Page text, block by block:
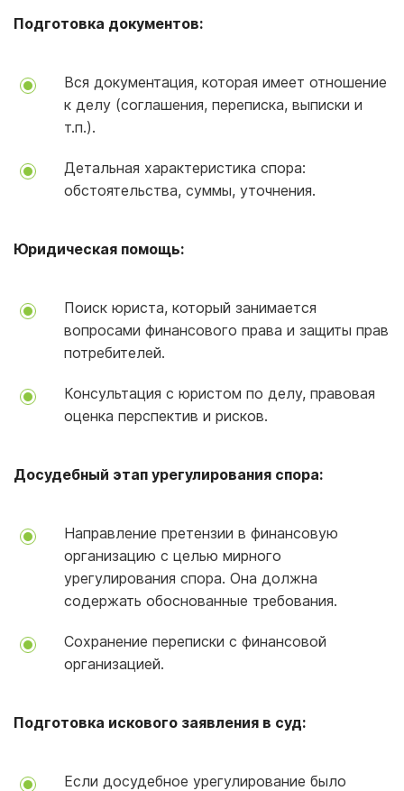
Подготовка документов:
Вся документация, которая имеет отношение
к делу (соглашения, переписка, выписки и
т.п.).
Детальная характеристика спора:
обстоятельства, суммы, уточнения.
Юридическая помощь:
Поиск юриста, который занимается
вопросами финансового права и защиты прав
потребителей.
Консультация с юристом по делу, правовая
оценка перспектив и рисков.
Досудебный этап урегулирования спора:
Направление претензии в финансовую
организацию с целью мирного
урегулирования спора. Она должна
содержать обоснованные требования.
Сохранение переписки с финансовой
организацией.
Подготовка искового заявления в суд:
Если досудебное урегулирование было